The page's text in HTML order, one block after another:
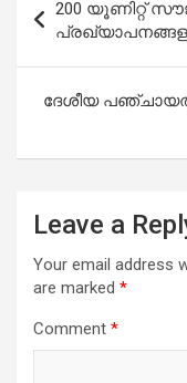
o
o
k
A
p
p
navigation
200 യൂണിറ്റ്
ദേശീയ
Leave a
Your email address
are marked *
Comment *